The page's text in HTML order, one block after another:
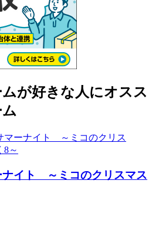
が好きな人にオスス
ナイト ～ミコのクリスマス